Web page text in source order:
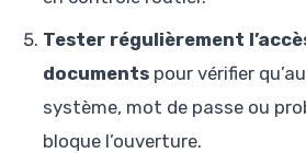
Tester régulièrement
documents pour vérifier
système, mot de passe ou
bloque l’ouverture.